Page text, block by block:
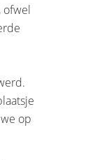
, ofwel
op